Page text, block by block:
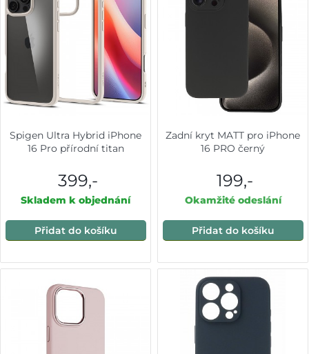
Spigen Ultra Hybrid iPhone
16 Pro přírodní titan
399,-
Skladem k objednání
Přidat do košíku
Zadní kryt MATT pro iPhone
16 PRO černý
199,-
Okamžité odeslání
Přidat do košíku